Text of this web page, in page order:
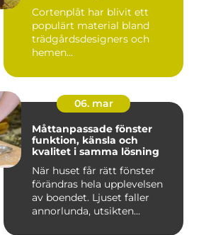
Cortenplåt har blivit ett
populärt material bland
trädgårdsdesigners och
hemen...
06. mar
Måttanpassade fönster
funktion, känsla och
kvalitet i samma lösning
När huset får rätt fönster
förändras hela upplevelsen
av boendet. Ljuset faller
annorlunda, utsikten...